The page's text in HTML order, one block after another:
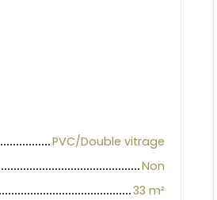
PVC/Double vitrage
Non
33 m²